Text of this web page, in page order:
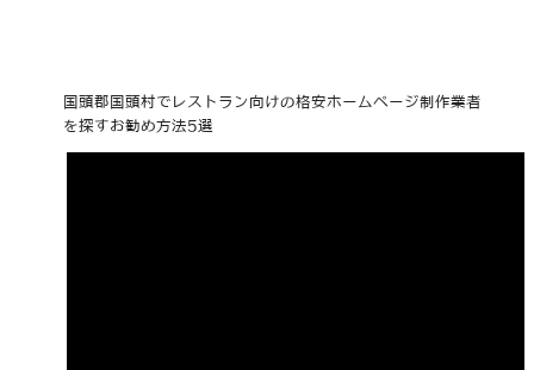
国頭郡国頭村でレストラン向けの格安ホームページ制作業者
を探すお勧め方法5選